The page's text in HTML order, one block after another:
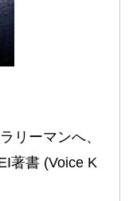
リーマンへ、
著書 (Voice K